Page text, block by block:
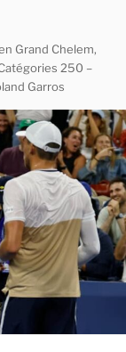
Grand Chelem,
250 –
Garros